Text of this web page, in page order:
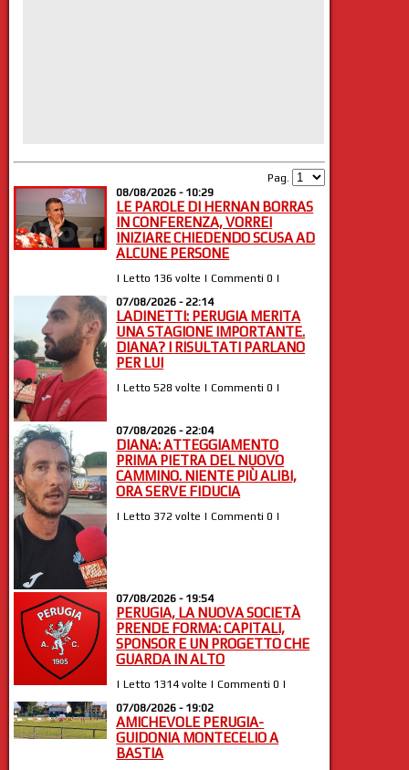
Pag.
08/08/2026 - 10:29
LE PAROLE DI HERNAN BORRAS
IN CONFERENZA, VORREI
INIZIARE CHIEDENDO SCUSA AD
ALCUNE PERSONE
| Letto 136 volte | Commenti 0 |
07/08/2026 - 22:14
LADINETTI: PERUGIA MERITA
UNA STAGIONE IMPORTANTE.
DIANA? I RISULTATI PARLANO
PER LUI
| Letto 528 volte | Commenti 0 |
07/08/2026 - 22:04
DIANA: ATTEGGIAMENTO
PRIMA PIETRA DEL NUOVO
CAMMINO. NIENTE PIÙ ALIBI,
ORA SERVE FIDUCIA
| Letto 372 volte | Commenti 0 |
07/08/2026 - 19:54
PERUGIA, LA NUOVA SOCIETÀ
PRENDE FORMA: CAPITALI,
SPONSOR E UN PROGETTO CHE
GUARDA IN ALTO
| Letto 1314 volte | Commenti 0 |
07/08/2026 - 19:02
AMICHEVOLE PERUGIA-
GUIDONIA MONTECELIO A
BASTIA